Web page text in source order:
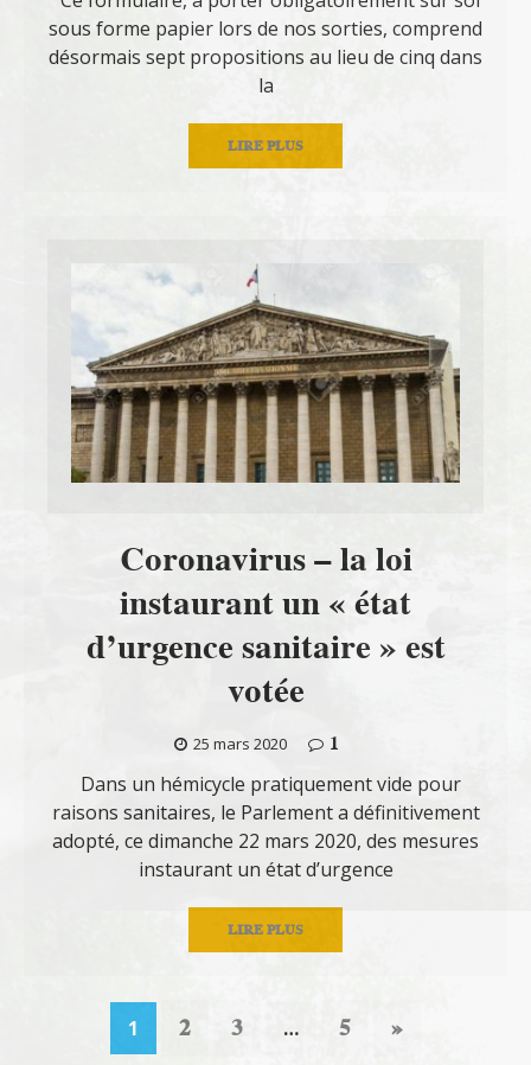
sous forme papier lors de nos sorties, comprend
désormais sept propositions au lieu de cinq dans
la
LIRE PLUS
Coronavirus – la loi
instaurant un « état
d’urgence sanitaire » est
votée
25 mars 2020
1
Dans un hémicycle pratiquement vide pour
raisons sanitaires, le Parlement a définitivement
adopté, ce dimanche 22 mars 2020, des mesures
instaurant un état d’urgence
LIRE PLUS
1 2 3 … 5 »